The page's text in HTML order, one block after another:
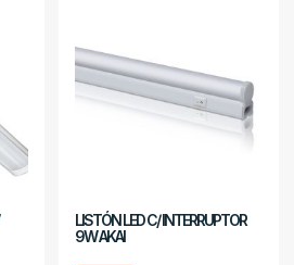
LISTÓN LED C/ INTERRUPTOR
9W AKAI